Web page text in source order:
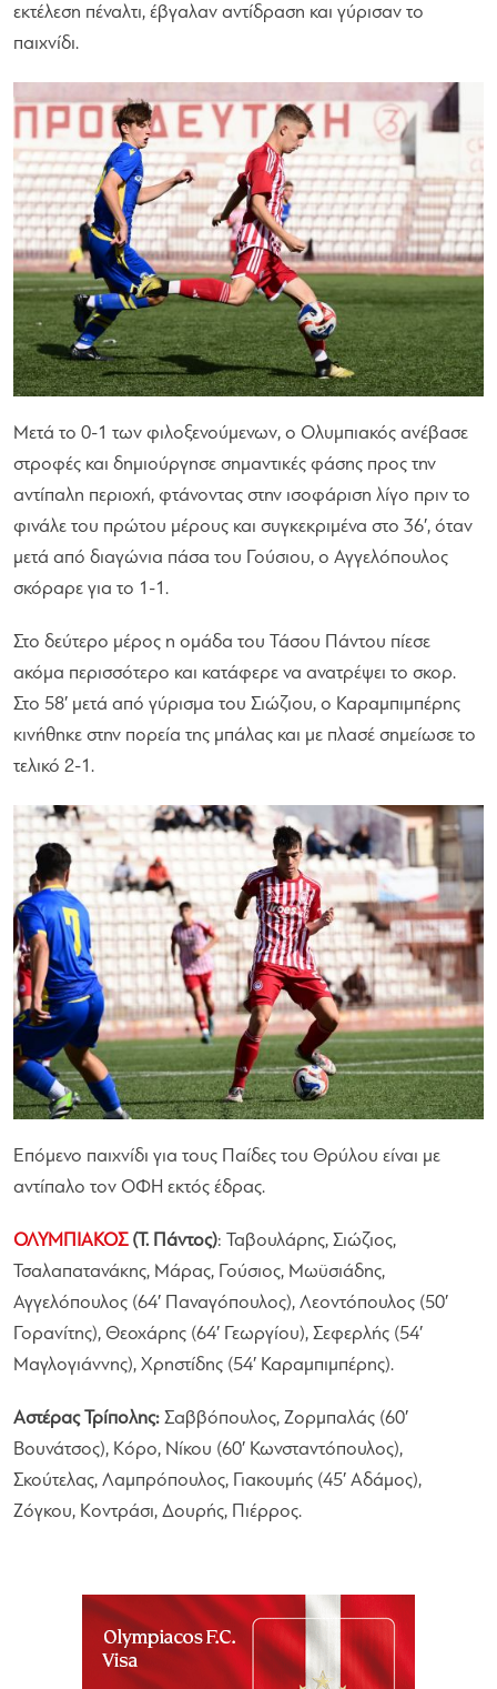
εκτέλεση πέναλτι, έβγαλαν αντίδραση και γύρισαν το
παιχνίδι.
Μετά το 0-1 των φιλοξενούμενων, ο Ολυμπιακός ανέβασε
στροφές και δημιούργησε σημαντικές φάσης προς την
αντίπαλη περιοχή, φτάνοντας στην ισοφάριση λίγο πριν το
φινάλε του πρώτου μέρους και συγκεκριμένα στο 36′, όταν
μετά από διαγώνια πάσα του Γούσιου, ο Αγγελόπουλος
σκόραρε για το 1-1.
Στο δεύτερο μέρος η ομάδα του Τάσου Πάντου πίεσε
ακόμα περισσότερο και κατάφερε να ανατρέψει το σκορ.
Στο 58′ μετά από γύρισμα του Σιώζιου, ο Καραμπιμπέρης
κινήθηκε στην πορεία της μπάλας και με πλασέ σημείωσε το
τελικό 2-1.
Επόμενο παιχνίδι για τους Παίδες του Θρύλου είναι με
αντίπαλο τον ΟΦΗ εκτός έδρας.
ΟΛΥΜΠΙΑΚΟΣ(Τ. Πάντος): Ταβουλάρης, Σιώζιος,
Τσαλαπατανάκης, Μάρας, Γούσιος, Μωϋσιάδης,
Αγγελόπουλος (64′ Παναγόπουλος), Λεοντόπουλος (50′
Γορανίτης), Θεοχάρης (64′ Γεωργίου), Σεφερλής (54′
Μαγλογιάννης), Χρηστίδης (54′ Καραμπιμπέρης).
Αστέρας Τρίπολης: Σαββόπουλος, Ζορμπαλάς (60′
Βουνάτσος), Κόρο, Νίκου (60′ Κωνσταντόπουλος),
Σκούτελας, Λαμπρόπουλος, Γιακουμής (45′ Αδάμος),
Ζόγκου, Κοντράσι, Δουρής, Πιέρρος.